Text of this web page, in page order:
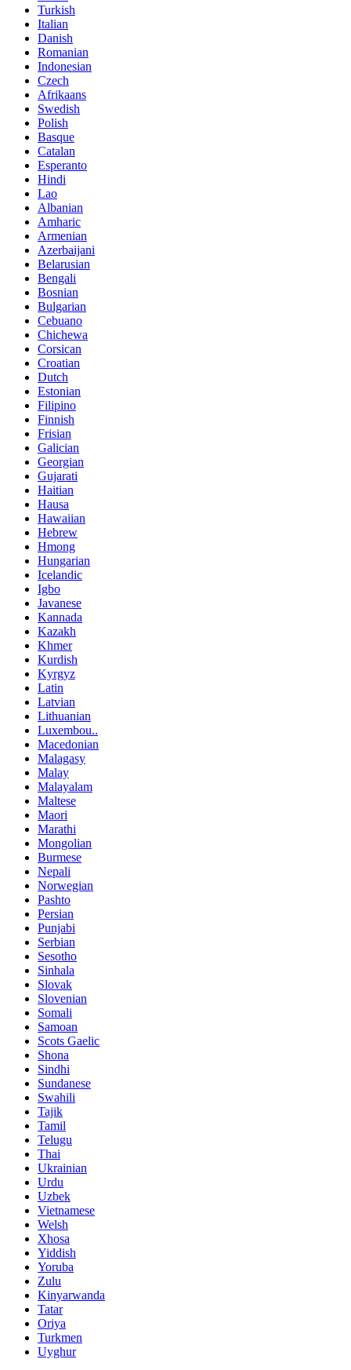
Turkish
Italian
Danish
Romanian
Indonesian
Czech
Afrikaans
Swedish
Polish
Basque
Catalan
Esperanto
Hindi
Lao
Albanian
Amharic
Armenian
Azerbaijani
Belarusian
Bengali
Bosnian
Bulgarian
Cebuano
Chichewa
Corsican
Croatian
Dutch
Estonian
Filipino
Finnish
Frisian
Galician
Georgian
Gujarati
Haitian
Hausa
Hawaiian
Hebrew
Hmong
Hungarian
Icelandic
Igbo
Javanese
Kannada
Kazakh
Khmer
Kurdish
Kyrgyz
Latin
Latvian
Lithuanian
Luxembou..
Macedonian
Malagasy
Malay
Malayalam
Maltese
Maori
Marathi
Mongolian
Burmese
Nepali
Norwegian
Pashto
Persian
Punjabi
Serbian
Sesotho
Sinhala
Slovak
Slovenian
Somali
Samoan
Scots Gaelic
Shona
Sindhi
Sundanese
Swahili
Tajik
Tamil
Telugu
Thai
Ukrainian
Urdu
Uzbek
Vietnamese
Welsh
Xhosa
Yiddish
Yoruba
Zulu
Kinyarwanda
Tatar
Oriya
Turkmen
Uyghur